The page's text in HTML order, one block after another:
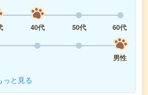
40代 50代
60代
男性
っと見る